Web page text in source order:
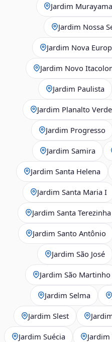
Jardim Murayama
Jardim Nossa
Jardim Nova
Jardim Novo
Jardim Paulista
Jardim Planalto Verde
Jardim Progresso
Jardim Samira
Jardim Santa Helena
Jardim Santa Maria I
Jardim Santa Terezinha
Jardim Santo Antônio
Jardim São José
Jardim São Martinho
Jardim Selma
Jardim Slest
Jardim Suécia Jardim